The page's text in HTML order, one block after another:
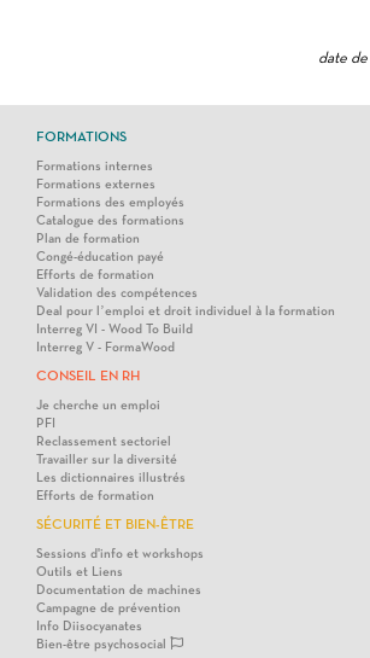
date
FORMATIONS
Formations internes
Formations externes
Formations des employés
Catalogue des formations
Plan de formation
Congé-éducation payé
Efforts de formation
Validation des compétences
Deal pour l’emploi et droit individuel à la formation
Interreg VI - Wood To Build
Interreg V - FormaWood
CONSEIL EN RH
Je cherche un emploi
PFI
Reclassement sectoriel
Travailler sur la diversité
Les dictionnaires illustrés
Efforts de formation
SÉCURITÉ ET BIEN-ÊTRE
Sessions d'info et workshops
Outils et Liens
Documentation de machines
Campagne de prévention
Info Diisocyanates
Bien-être psychosocial